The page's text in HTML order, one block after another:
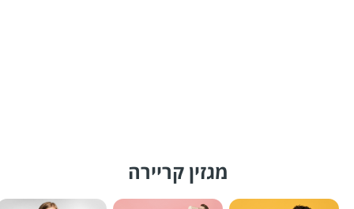
מגזין קריירה